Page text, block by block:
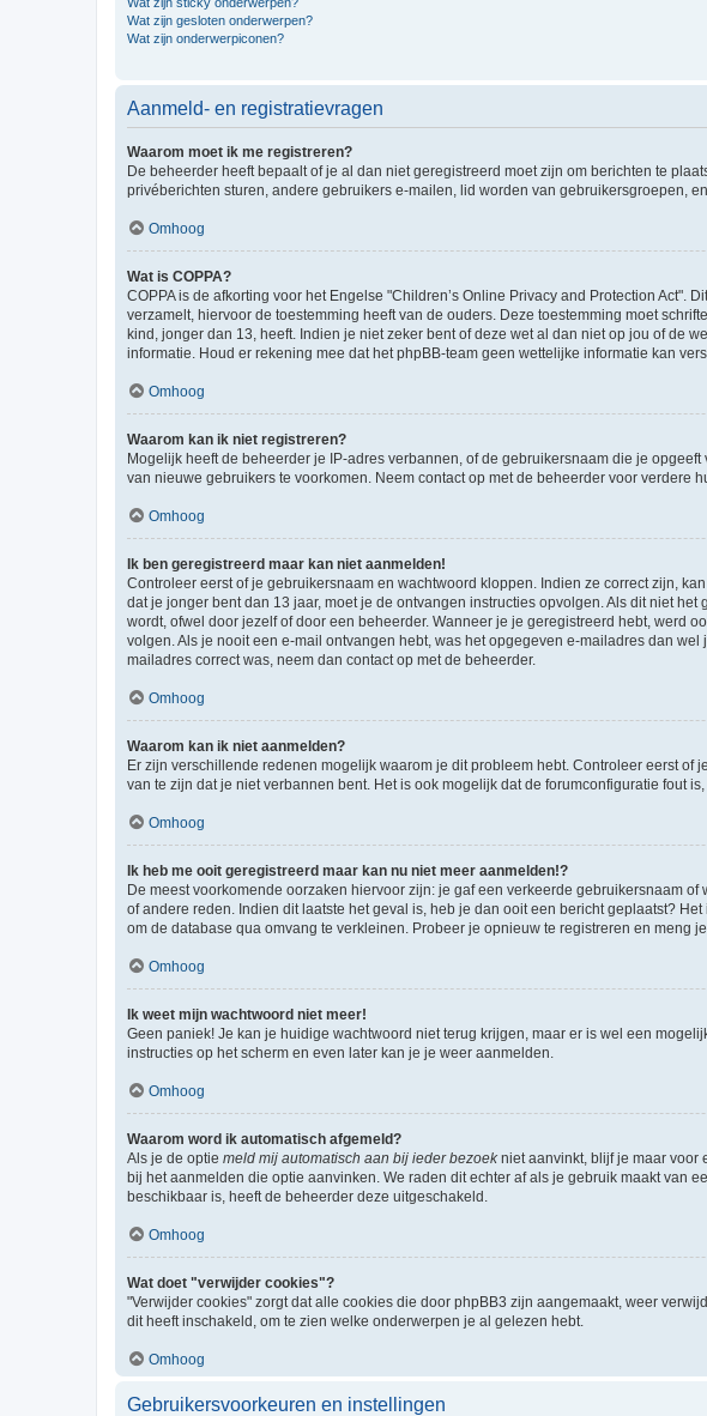
Wat zijn gesloten onderwerpen?
Wat zijn onderwerpiconen?
Aanmeld- en registratievragen
Waarom moet ik me registreren?
De beheerder heeft bepaalt of je al dan niet geregistreerd moet zijn om berichten te
privéberichten sturen, andere gebruikers e-mailen, lid worden van gebruikersgroepen,
Omhoog
Wat is COPPA?
COPPA is de afkorting voor het Engelse "Children’s Online Privacy and Protection
verzamelt, hiervoor de toestemming heeft van de ouders. Deze toestemming moet
kind, jonger dan 13, heeft. Indien je niet zeker bent of deze wet al dan niet op jou of de
informatie. Houd er rekening mee dat het phpBB-team geen wettelijke informatie kan
Omhoog
Waarom kan ik niet registreren?
Mogelijk heeft de beheerder je IP-adres verbannen, of de gebruikersnaam die je
van nieuwe gebruikers te voorkomen. Neem contact op met de beheerder voor verdere
Omhoog
Ik ben geregistreerd maar kan niet aanmelden!
Controleer eerst of je gebruikersnaam en wachtwoord kloppen. Indien ze correct zijn,
dat je jonger bent dan 13 jaar, moet je de ontvangen instructies opvolgen. Als dit niet
wordt, ofwel door jezelf of door een beheerder. Wanneer je je geregistreerd hebt, werd
volgen. Als je nooit een e-mail ontvangen hebt, was het opgegeven e-mailadres dan
mailadres correct was, neem dan contact op met de beheerder.
Omhoog
Waarom kan ik niet aanmelden?
Er zijn verschillende redenen mogelijk waarom je dit probleem hebt. Controleer eerst
van te zijn dat je niet verbannen bent. Het is ook mogelijk dat de forumconfiguratie fout
Omhoog
Ik heb me ooit geregistreerd maar kan nu niet meer aanmelden!?
De meest voorkomende oorzaken hiervoor zijn: je gaf een verkeerde gebruikersnaam
of andere reden. Indien dit laatste het geval is, heb je dan ooit een bericht geplaatst?
om de database qua omvang te verkleinen. Probeer je opnieuw te registreren en meng
Omhoog
Ik weet mijn wachtwoord niet meer!
Geen paniek! Je kan je huidige wachtwoord niet terug krijgen, maar er is wel een
instructies op het scherm en even later kan je je weer aanmelden.
Omhoog
Waarom word ik automatisch afgemeld?
Als je de optie meld mij automatisch aan bij ieder bezoekniet aanvinkt, blijf je maar voor
bij het aanmelden die optie aanvinken. We raden dit echter af als je gebruik maakt van
beschikbaar is, heeft de beheerder deze uitgeschakeld.
Omhoog
Wat doet "verwijder cookies"?
"Verwijder cookies" zorgt dat alle cookies die door phpBB3 zijn aangemaakt, weer
dit heeft inschakeld, om te zien welke onderwerpen je al gelezen hebt.
Omhoog
Gebruikersvoorkeuren en instellingen